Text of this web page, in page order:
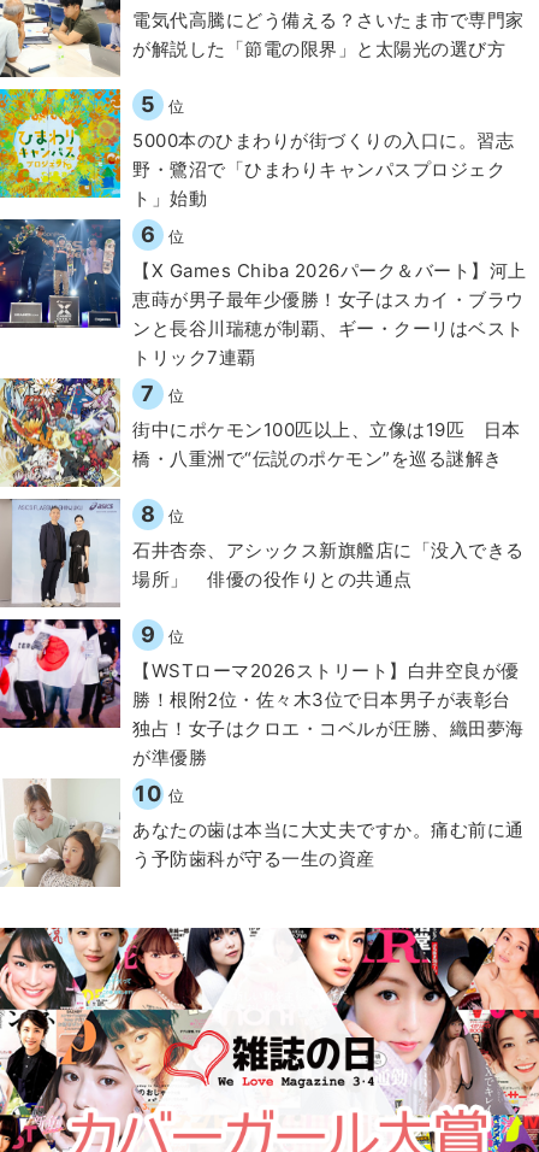
電気代高騰にどう備える？さいたま市で専門家
が解説した「節電の限界」と太陽光の選び方
5 位
5000本のひまわりが街づくりの入口に。習志
野・鷺沼で「ひまわりキャンパスプロジェク
ト」始動
6 位
【X Games Chiba 2026パーク＆バート】河上
恵蒔が男子最年少優勝！女子はスカイ・ブラウ
ンと長谷川瑞穂が制覇、ギー・クーリはベスト
トリック7連覇
7 位
街中にポケモン100匹以上、立像は19匹 日本
橋・八重洲で“伝説のポケモン”を巡る謎解き
8 位
石井杏奈、アシックス新旗艦店に「没入できる
場所」 俳優の役作りとの共通点
9 位
【WSTローマ2026ストリート】白井空良が優
勝！根附2位・佐々木3位で日本男子が表彰台
独占！女子はクロエ・コベルが圧勝、織田夢海
が準優勝
10 位
​あなたの歯は本当に大丈夫ですか。痛む前に通
う予防歯科が守る一生の資産